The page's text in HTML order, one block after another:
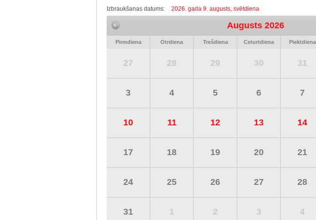
Izbraukšanas datums: 2026. gada 9. augusts, svētdiena
Augusts 2026
Pirmdiena Otrdiena Trešdiena Ceturtdiena Piektdiena
27 28 29 30 31
3 4 5 6 7
10 11 12 13 14
17 18 19 20 21
24 25 26 27 28
31 1 2 3 4